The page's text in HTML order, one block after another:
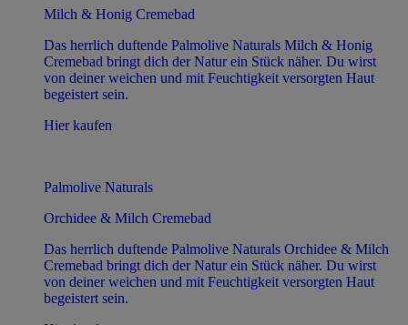
Milch & Honig Cremebad
Das herrlich duftende Palmolive Naturals Milch & Honig
Cremebad bringt dich der Natur ein Stück näher. Du wirst
von deiner weichen und mit Feuchtigkeit versorgten Haut
begeistert sein.
Hier kaufen
Palmolive Naturals
Orchidee & Milch Cremebad
Das herrlich duftende Palmolive Naturals Orchidee & Milch
Cremebad bringt dich der Natur ein Stück näher. Du wirst
von deiner weichen und mit Feuchtigkeit versorgten Haut
begeistert sein.